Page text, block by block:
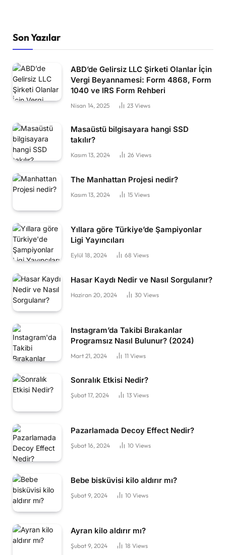
Son Yazılar
ABD’de Gelirsiz LLC Şirketi Olanlar İçin
Vergi Beyannamesi: Form 4868, Form
1040 ve IRS Form Rehberi
Nisan 14, 2025 23 Views
Masaüstü bilgisayara hangi SSD
takılır?
Kasım 13, 2024 26 Views
The Manhattan Projesi nedir?
Kasım 13, 2024 15 Views
Yıllara göre Türkiye’de Şampiyonlar
Ligi Yayıncıları
Eylül 18, 2024 68 Views
Hasar Kaydı Nedir ve Nasıl Sorgulanır?
Haziran 20, 2024 30 Views
Instagram’da Takibi Bırakanlar
Programsız Nasıl Bulunur? (2024)
Mart 21, 2024 11 Views
Sonralık Etkisi Nedir?
Şubat 17, 2024 13 Views
Pazarlamada Decoy Effect Nedir?
Şubat 16, 2024 10 Views
Bebe bisküvisi kilo aldırır mı?
Şubat 9, 2024 10 Views
Ayran kilo aldırır mı?
Şubat 9, 2024 18 Views